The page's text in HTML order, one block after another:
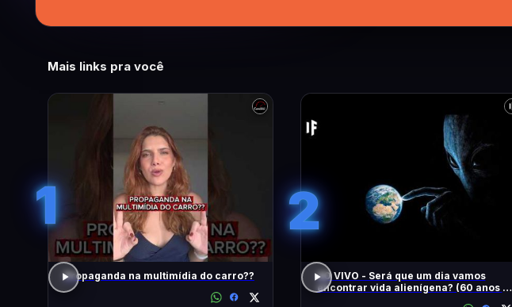
Mais links pra você
1
Propaganda na multimídia do carro??
2
AO VIVO - Será que um dia vamos
encontrar vida alienígena? (60 anos de